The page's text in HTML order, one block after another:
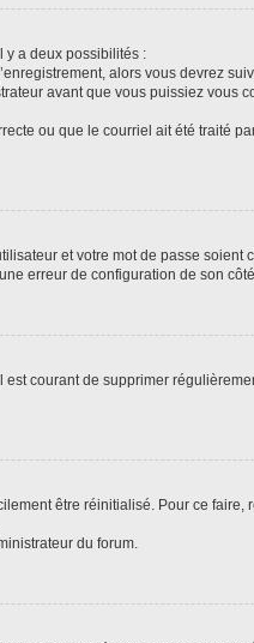
y a deux possibilités :
alors vous devrez
avant que vous puissiez vous
ou que le courriel ait été traité
et votre mot de passe
erreur de configuration de son
est courant de supprimer
être réinitialisé. Pour ce
du forum.